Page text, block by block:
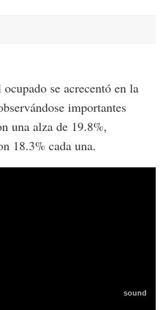
se acrecentó en la
importantes
una alza de 19.8%,
18.3% cada una.